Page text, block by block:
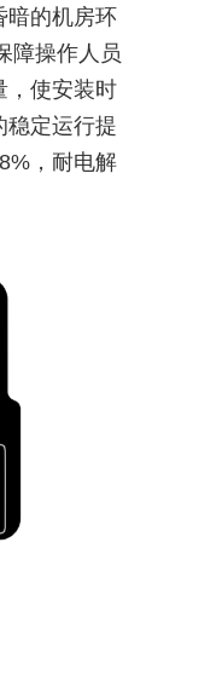
暗的机房环
障操作人员
，使安装时
稳定运行提
，耐电解